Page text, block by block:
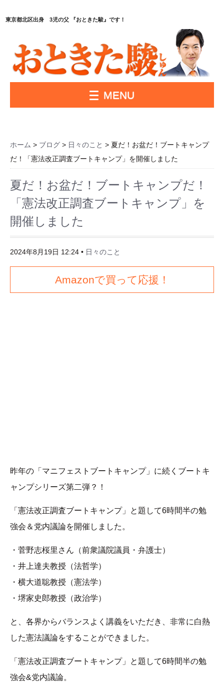
東京都北区出身 3児の父 『おときた駿』です！
MENU
ホーム > ブログ > 日々のこと > 夏だ！お盆だ！ブートキャンプ
だ！「憲法改正調査ブートキャンプ」を開催しました
夏だ！お盆だ！ブートキャンプだ！
「憲法改正調査ブートキャンプ」を
開催しました
2024年8月19日 12:24 • 日々のこと
Amazonで買って応援！
昨年の「マニフェストブートキャンプ」に続くブートキ
ャンプシリーズ第二弾？！
「憲法改正調査ブートキャンプ」と題して6時間半の勉
強会＆党内議論を開催しました。
・菅野志桜里さん（前衆議院議員・弁護士）
・井上達夫教授（法哲学）
・横大道聡教授（憲法学）
・堺家史郎教授（政治学）
と、各界からバランスよく講義をいただき、非常に白熱
した憲法議論をすることができました。
「憲法改正調査ブートキャンプ」と題して6時間半の勉
強会&党内議論。